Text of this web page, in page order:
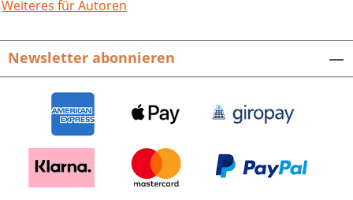
Weiteres für Autoren
Newsletter abonnieren